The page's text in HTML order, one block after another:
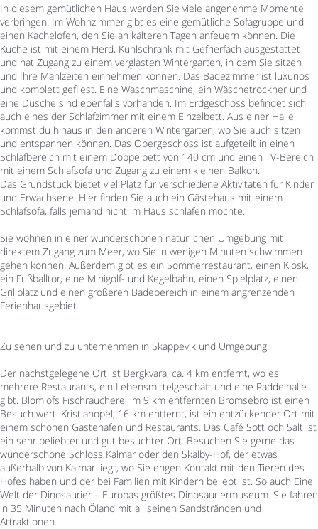
In diesem gemütlichen Haus werden Sie viele angenehme Momente
verbringen. Im Wohnzimmer gibt es eine gemütliche Sofagruppe und
einen Kachelofen, den Sie an kälteren Tagen anfeuern können. Die
Küche ist mit einem Herd, Kühlschrank mit Gefrierfach ausgestattet
und hat Zugang zu einem verglasten Wintergarten, in dem Sie sitzen
und Ihre Mahlzeiten einnehmen können. Das Badezimmer ist luxuriös
und komplett gefliest. Eine Waschmaschine, ein Wäschetrockner und
eine Dusche sind ebenfalls vorhanden. Im Erdgeschoss befindet sich
auch eines der Schlafzimmer mit einem Einzelbett. Aus einer Halle
kommst du hinaus in den anderen Wintergarten, wo Sie auch sitzen
und entspannen können. Das Obergeschoss ist aufgeteilt in einen
Schlafbereich mit einem Doppelbett von 140 cm und einen TV-Bereich
mit einem Schlafsofa und Zugang zu einem kleinen Balkon.
Das Grundstück bietet viel Platz für verschiedene Aktivitäten für Kinder
und Erwachsene. Hier finden Sie auch ein Gästehaus mit einem
Schlafsofa, falls jemand nicht im Haus schlafen möchte.
Sie wohnen in einer wunderschönen natürlichen Umgebung mit
direktem Zugang zum Meer, wo Sie in wenigen Minuten schwimmen
gehen können. Außerdem gibt es ein Sommerrestaurant, einen Kiosk,
ein Fußballtor, eine Minigolf- und Kegelbahn, einen Spielplatz, einen
Grillplatz und einen größeren Badebereich in einem angrenzenden
Ferienhausgebiet.
Zu sehen und zu unternehmen in Skäppevik und Umgebung
Der nächstgelegene Ort ist Bergkvara, ca. 4 km entfernt, wo es
mehrere Restaurants, ein Lebensmittelgeschäft und eine Paddelhalle
gibt. Blomlöfs Fischräucherei im 9 km entfernten Brömsebro ist einen
Besuch wert. Kristianopel, 16 km entfernt, ist ein entzückender Ort mit
einem schönen Gästehafen und Restaurants. Das Café Sött och Salt ist
ein sehr beliebter und gut besuchter Ort. Besuchen Sie gerne das
wunderschöne Schloss Kalmar oder den Skälby-Hof, der etwas
außerhalb von Kalmar liegt, wo Sie engen Kontakt mit den Tieren des
Hofes haben und der bei Familien mit Kindern beliebt ist. So auch Eine
Welt der Dinosaurier – Europas größtes Dinosauriermuseum. Sie fahren
in 35 Minuten nach Öland mit all seinen Sandstränden und
Attraktionen.